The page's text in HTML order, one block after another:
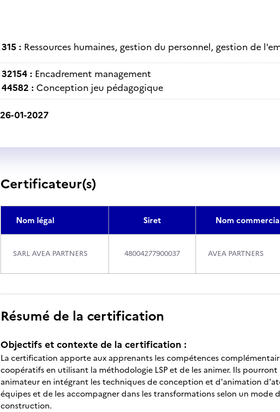
315 : Ressources humaines, gestion du personnel, gestion de
32154 : Encadrement management
44582 : Conception jeu pédagogique
26-01-2027
Certificateur(s)
Nom légal Siret Nom
SARL AVEA PARTNERS 48004277900037 AVEA PARTNERS
Résumé de la certification
Objectifs et contexte de la certification :
La certification apporte aux apprenants les compétences
coopératifs en utilisant la méthodologie LSP et de les animer. Ils
animateur en intégrant les techniques de conception et d'animation
équipes et de les accompagner dans les transformations selon un
construction.